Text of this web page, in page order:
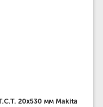
20х530 мм Makita